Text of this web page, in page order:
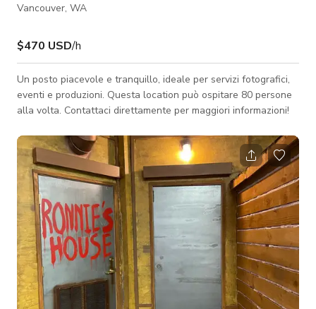
Vancouver, WA
$470 USD/h
Un posto piacevole e tranquillo, ideale per servizi fotografici,
eventi e produzioni. Questa location può ospitare 80 persone
alla volta. Contattaci direttamente per maggiori informazioni!